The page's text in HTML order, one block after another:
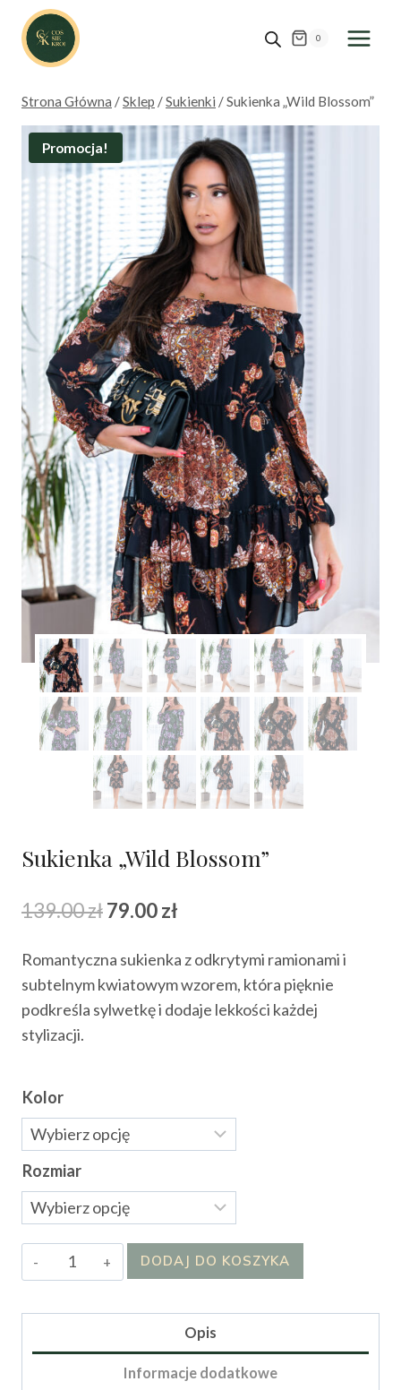
Przejdź
treści
0
Strona Główna /Sklep /Sukienki /Sukienka „Wild Blossom”
Promocja!
Sukienka „Wild Blossom”
139.00złPierwotna
wynosiła:
139.00 zł.
79.00zł
wynosi:
79.00 zł.
Romantyczna sukienka z odkrytymi ramionami i
subtelnym kwiatowym wzorem, która pięknie
podkreśla sylwetkę i dodaje lekkości każdej
stylizacji.
Kolor
Rozmiar
ilość
Sukienka
DODAJ DO KOSZYKA
Opis
Informacje dodatkowe